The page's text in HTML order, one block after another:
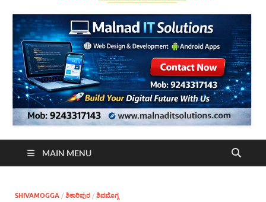
MAIN MENU
SHIVAMOGGA / ಶಿಕಾರಿಪುರ / ಶಿವಮೊಗ್ಗ